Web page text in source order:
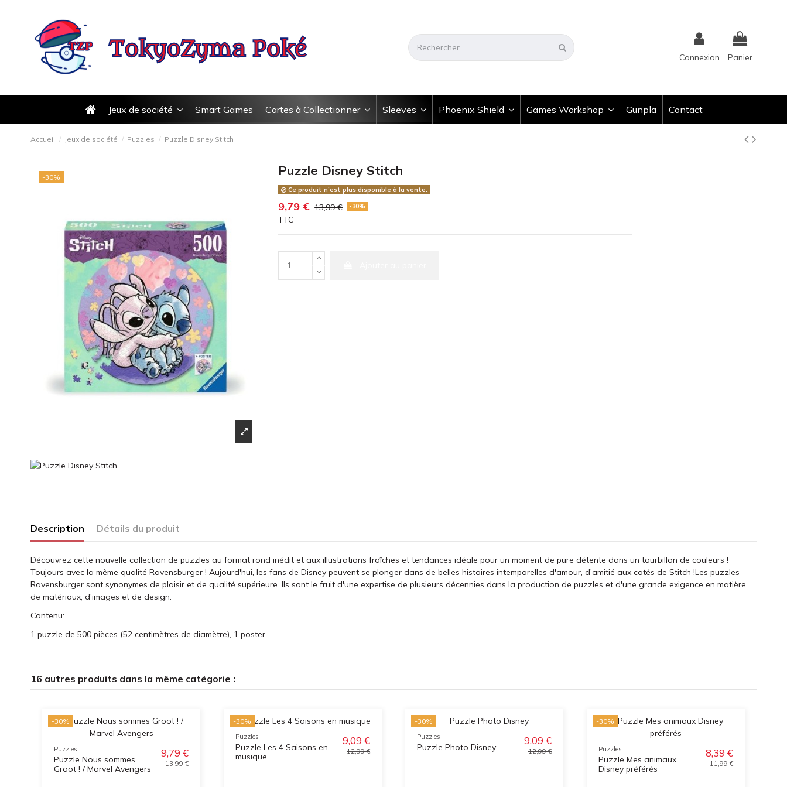
Connexion Panier
Jeux de société Smart Games Cartes à Collectionner Sleeves Phoenix Shield Games Workshop Gunpla Contact
Accueil Jeux de société Puzzles Puzzle Disney Stitch
-30% Puzzle Disney Stitch
Ce produit n’est plus disponible à la vente.
9,79 € 13,99 € -30%
TTC
Description Détails du produit
Découvrez cette nouvelle collection de puzzles au format rond inédit et aux illustrations fraîches et tendances idéale pour un moment de pure détente dans un tourbillon de couleurs !
Toujours avec la même qualité Ravensburger ! Aujourd'hui, les fans de Disney peuvent se plonger dans de belles histoires intemporelles d'amour, d'amitié aux cotés de Stitch !Les puzzles
Ravensburger sont synonymes de plaisir et de qualité supérieure. Ils sont le fruit d'une expertise de plusieurs décennies dans la production de puzzles et d'une grande exigence en matière
de matériaux, d'images et de design.
Contenu:
1 puzzle de 500 pièces (52 centimètres de diamètre), 1 poster
16 autres produits dans la même catégorie :
-30%
Puzzles
Puzzle Nous sommes
Groot ! / Marvel Avengers
9,79 €
13,99 €
-30%
Puzzles
Puzzle Les 4 Saisons en
musique
9,09 €
12,99 €
-30%
Puzzles
Puzzle Photo Disney
9,09 €
12,99 €
-30%
Puzzles
Puzzle Mes animaux
Disney préférés
8,39 €
11,99 €